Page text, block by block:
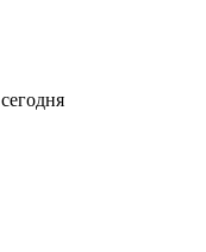
сегодня